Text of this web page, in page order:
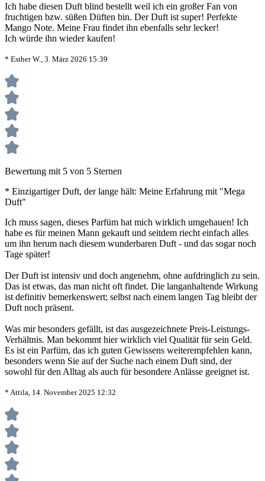
Ich habe diesen Duft blind bestellt weil ich ein großer Fan von
fruchtigen bzw. süßen Düften bin. Der Duft ist super! Perfekte
Mango Note. Meine Frau findet ihn ebenfalls sehr lecker!
Ich würde ihn wieder kaufen!
* Esther W., 3. März 2026 15:39
Bewertung mit 5 von 5 Sternen
* Einzigartiger Duft, der lange hält: Meine Erfahrung mit "Mega
Duft"
Ich muss sagen, dieses Parfüm hat mich wirklich umgehauen! Ich
habe es für meinen Mann gekauft und seitdem riecht einfach alles
um ihn herum nach diesem wunderbaren Duft - und das sogar noch
Tage später!
Der Duft ist intensiv und doch angenehm, ohne aufdringlich zu sein.
Das ist etwas, das man nicht oft findet. Die langanhaltende Wirkung
ist definitiv bemerkenswert; selbst nach einem langen Tag bleibt der
Duft noch präsent.
Was mir besonders gefällt, ist das ausgezeichnete Preis-Leistungs-
Verhältnis. Man bekommt hier wirklich viel Qualität für sein Geld.
Es ist ein Parfüm, das ich guten Gewissens weiterempfehlen kann,
besonders wenn Sie auf der Suche nach einem Duft sind, der
sowohl für den Alltag als auch für besondere Anlässe geeignet ist.
* Attila, 14. November 2025 12:32